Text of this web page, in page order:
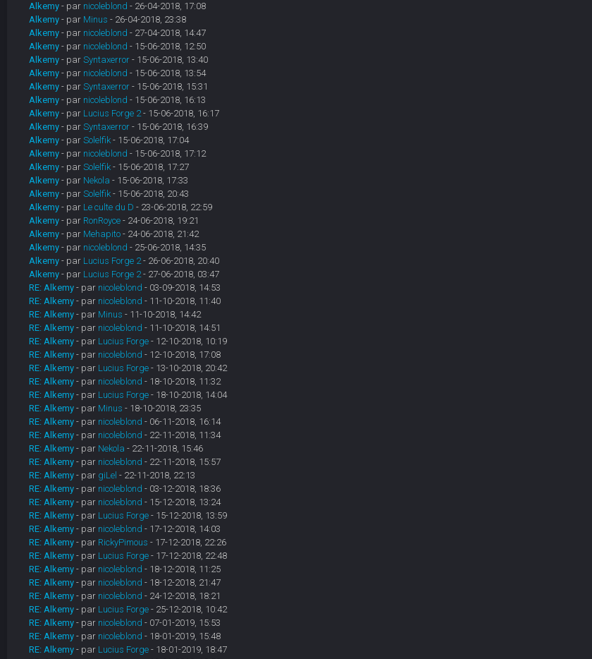
Alkemy - par nicoleblond - 26-04-2018, 17:08
Alkemy - par Minus - 26-04-2018, 23:38
Alkemy - par nicoleblond - 27-04-2018, 14:47
Alkemy - par nicoleblond - 15-06-2018, 12:50
Alkemy - par Syntaxerror- 15-06-2018, 13:40
Alkemy - par nicoleblond - 15-06-2018, 13:54
Alkemy - par Syntaxerror- 15-06-2018, 15:31
Alkemy - par nicoleblond - 15-06-2018, 16:13
Alkemy - par Lucius Forge 2- 15-06-2018, 16:17
Alkemy - par Syntaxerror- 15-06-2018, 16:39
Alkemy - par Solelfik- 15-06-2018, 17:04
Alkemy - par nicoleblond - 15-06-2018, 17:12
Alkemy - par Solelfik- 15-06-2018, 17:27
Alkemy - par Nekola - 15-06-2018, 17:33
Alkemy - par Solelfik- 15-06-2018, 20:43
Alkemy - par Le culte du D - 23-06-2018, 22:59
Alkemy - par RonRoyce- 24-06-2018, 19:21
Alkemy - par Mehapito- 24-06-2018, 21:42
Alkemy - par nicoleblond - 25-06-2018, 14:35
Alkemy - par Lucius Forge 2- 26-06-2018, 20:40
Alkemy - par Lucius Forge 2- 27-06-2018, 03:47
RE: Alkemy - par nicoleblond - 03-09-2018, 14:53
RE: Alkemy - par nicoleblond - 11-10-2018, 11:40
RE: Alkemy - par Minus - 11-10-2018, 14:42
RE: Alkemy - par nicoleblond - 11-10-2018, 14:51
RE: Alkemy - par Lucius Forge- 12-10-2018, 10:19
RE: Alkemy - par nicoleblond - 12-10-2018, 17:08
RE: Alkemy - par Lucius Forge- 13-10-2018, 20:42
RE: Alkemy - par nicoleblond - 18-10-2018, 11:32
RE: Alkemy - par Lucius Forge- 18-10-2018, 14:04
RE: Alkemy - par Minus - 18-10-2018, 23:35
RE: Alkemy - par nicoleblond - 06-11-2018, 16:14
RE: Alkemy - par nicoleblond - 22-11-2018, 11:34
RE: Alkemy - par Nekola - 22-11-2018, 15:46
RE: Alkemy - par nicoleblond - 22-11-2018, 15:57
RE: Alkemy - par giLel - 22-11-2018, 22:13
RE: Alkemy - par nicoleblond - 03-12-2018, 18:36
RE: Alkemy - par nicoleblond - 15-12-2018, 13:24
RE: Alkemy - par Lucius Forge- 15-12-2018, 13:59
RE: Alkemy - par nicoleblond - 17-12-2018, 14:03
RE: Alkemy - par RickyPimous - 17-12-2018, 22:26
RE: Alkemy - par Lucius Forge- 17-12-2018, 22:48
RE: Alkemy - par nicoleblond - 18-12-2018, 11:25
RE: Alkemy - par nicoleblond - 18-12-2018, 21:47
RE: Alkemy - par nicoleblond - 24-12-2018, 18:21
RE: Alkemy - par Lucius Forge- 25-12-2018, 10:42
RE: Alkemy - par nicoleblond - 07-01-2019, 15:53
RE: Alkemy - par nicoleblond - 18-01-2019, 15:48
RE: Alkemy - par Lucius Forge- 18-01-2019, 18:47